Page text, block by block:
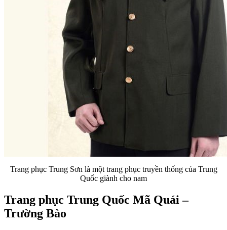
Trang phục Trung Sơn là một trang phục truyền thống của Trung
Quốc giành cho nam
Trang phục Trung Quốc Mã Quái –
Trường Bào